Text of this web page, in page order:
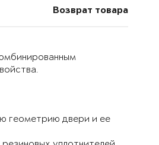
Возврат товара
геометрию двери и ее